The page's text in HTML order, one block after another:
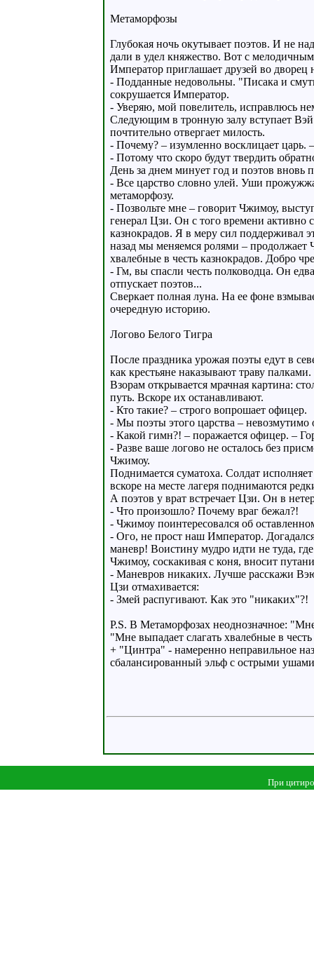
Метаморфозы
Глубокая ночь окутывает поэтов. И не
дали в удел княжество. Вот с
Император приглашает друзей во
- Подданные недовольны. "Писака и
сокрушается Император.
- Уверяю, мой повелитель, исправлюсь
Следующим в тронную залу вступает
почтительно отвергает милость.
- Почему? – изумленно восклицает
- Потому что скоро будут твердить
День за днем минует год и поэтов вновь
- Все царство словно улей. Уши
метаморфозу.
- Позвольте мне – говорит Чжимоу,
генерал Цзи. Он с того времени активно
казнокрадов. Я в меру сил поддерживал
назад мы меняемся ролями –
хвалебные в честь казнокрадов. Добро
- Гм, вы спасли честь полководца. Он
отпускает поэтов...
Сверкает полная луна. На ее фоне
очередную историю.
Логово Белого Тигра
После праздника урожая поэты едут в
как крестьяне наказывают траву
Взорам открывается мрачная картина:
путь. Вскоре их останавливают.
- Кто такие? – строго вопрошает офицер.
- Мы поэты этого царства –
- Какой гимн?! – поражается офицер. –
- Разве ваше логово не осталось без
Чжимоу.
Поднимается суматоха. Солдат
вскоре на месте лагеря поднимаются
А поэтов у врат встречает Цзи. Он в
- Что произошло? Почему враг бежал?!
- Чжимоу поинтересовался об
- Ого, не прост наш Император.
маневр! Воистину мудро идти не туда,
Чжимоу, соскакивая с коня, вносит
- Маневров никаких. Лучше расскажи
Цзи отмахивается:
- Змей распугивают. Как это "никаких"?!
P.S. В Метаморфозах неоднозначное:
"Мне выпадает слагать хвалебные в
+ "Цинтра" - намеренно неправильное
сбалансированный эльф с острыми
При